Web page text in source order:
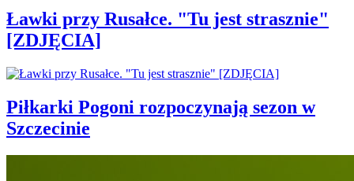
Ławki przy Rusałce. "Tu jest strasznie"
[ZDJĘCIA]
Piłkarki Pogoni rozpoczynają sezon w
Szczecinie